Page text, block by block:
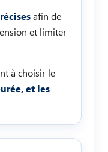
afin de
et limiter
à choisir le
et les